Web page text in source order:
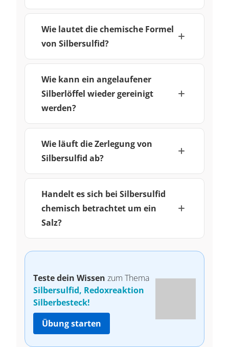
Wie lautet die chemische Formel
von Silbersulfid?
Wie kann ein angelaufener
Silberlöffel wieder gereinigt
werden?
Wie läuft die Zerlegung von
Silbersulfid ab?
Handelt es sich bei Silbersulfid
chemisch betrachtet um ein
Salz?
Teste dein Wissen zum Thema
Silbersulfid, Redoxreaktion
Silberbesteck!
Übung starten